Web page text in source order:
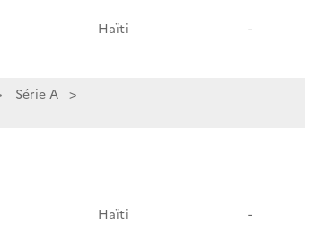
Haïti -
Série A
Haïti -